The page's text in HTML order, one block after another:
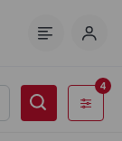
Filtros
4